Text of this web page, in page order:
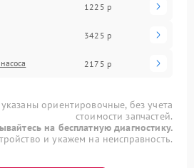
1225 р
3425 р
2175 р
ориентировочные, без учета
стоимости запчастей.
на бесплатную диагностику.
и укажем на неисправность.